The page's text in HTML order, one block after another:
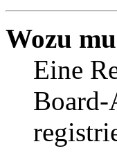
Wozu
Eine
Board-